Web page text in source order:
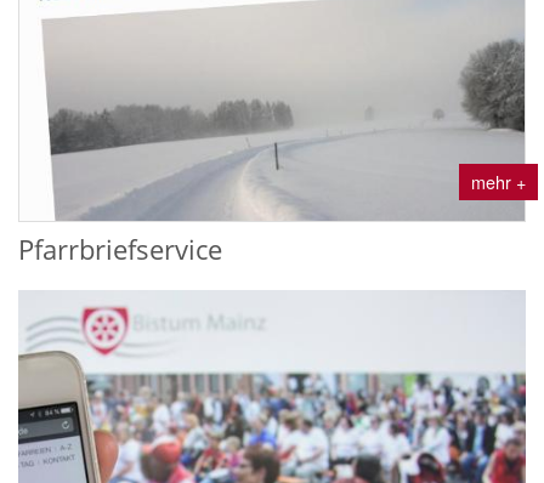
mehr +
Pfarrbriefservice